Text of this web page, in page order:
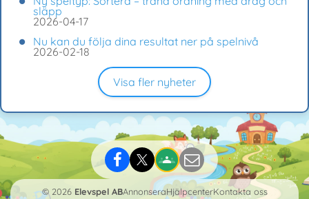
släpp
2026-04-17
Nu kan du följa dina resultat ner på spelnivå
2026-02-18
Visa fler nyheter
© 2026 Elevspel ABAnnonseraHjälpcenterKontakta oss